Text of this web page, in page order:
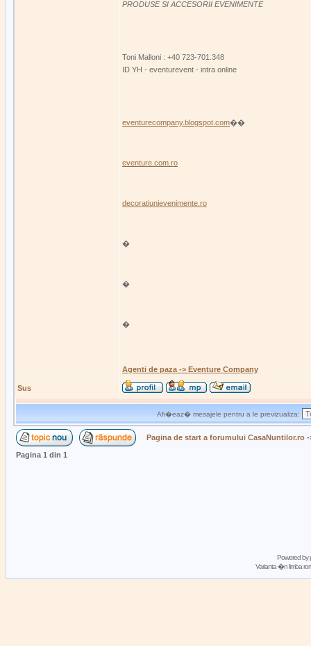
PRODUSE SI ACCESORII EVENIMENTE
Toni Malloni : +40 723-701.348
ID YH - eventurevent - intra online
eventurecompany.blogspot.com��
eventure.com.ro
decoratiunievenimente.ro
�
�
�
Agenti de paza -> Eventure Company
Sus
Afi�eaz� mesajele pentru a le previzualiza:
Pagina de start a forumului CasaNuntilor.ro
Pagina 1 din 1
Powered by
Varianta �n limba